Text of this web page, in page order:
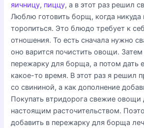
яичницу, пиццу, а в этот раз решил
Люблю готовить борщ, когда никуда
торопиться. Это блюдо требует к
отношения. То есть сначала нужно
оно варится почистить овощи.
пережарку для борща, а потом дать
какое-то время. В этот раз я решил
со свининой, а как дополнение
Покупать втридорога свежие
настоящим расточительством.
добавить в пережарку для борща